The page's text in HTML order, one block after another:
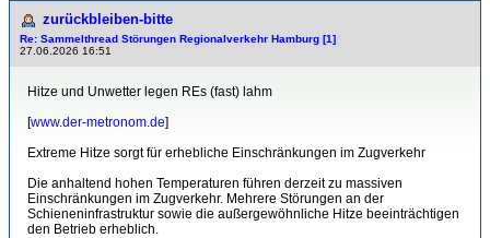
zurückbleiben-bitte
Re: Sammelthread Störungen Regionalverkehr Hamburg [1]
27.06.2026 16:51
Hitze und Unwetter legen REs (fast) lahm
[www.der-metronom.de]
Extreme Hitze sorgt für erhebliche Einschränkungen im Zugverkehr
Die anhaltend hohen Temperaturen führen derzeit zu massiven
Einschränkungen im Zugverkehr. Mehrere Störungen an der
Schieneninfrastruktur sowie die außergewöhnliche Hitze beeinträchtigen
den Betrieb erheblich.